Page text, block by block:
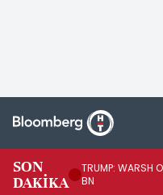
SON
DAKİKA
TRUMP: WARSH
BN